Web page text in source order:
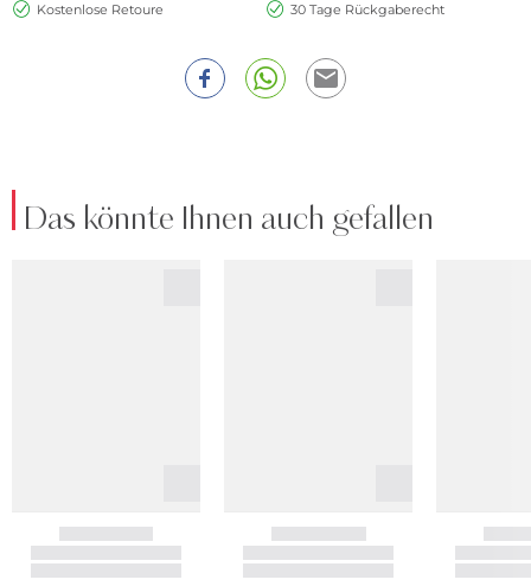
Kostenlose Retoure
30 Tage Rückgaberecht
Das könnte Ihnen auch gefallen